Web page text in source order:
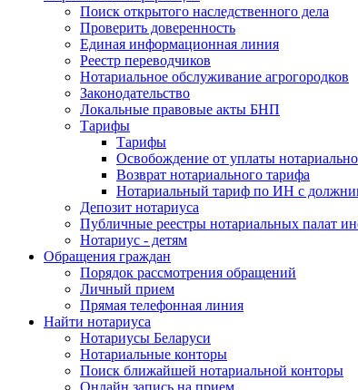
Поиск открытого наследственного дела
Проверить доверенность
Единая информационная линия
Реестр переводчиков
Нотариальное обслуживание агрогородков
Законодательство
Локальные правовые акты БНП
Тарифы
Тарифы
Освобождение от уплаты
Возврат нотариального тарифа
Нотариальный тариф по ИН с
Депозит нотариуса
Публичные реестры нотариальных палат
Нотариус - детям
Обращения граждан
Порядок рассмотрения обращений
Личный прием
Прямая телефонная линия
Найти нотариуса
Нотариусы Беларуси
Нотариальные конторы
Поиск ближайшей нотариальной конторы
Онлайн запись на прием